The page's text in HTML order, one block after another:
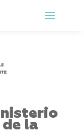
de la